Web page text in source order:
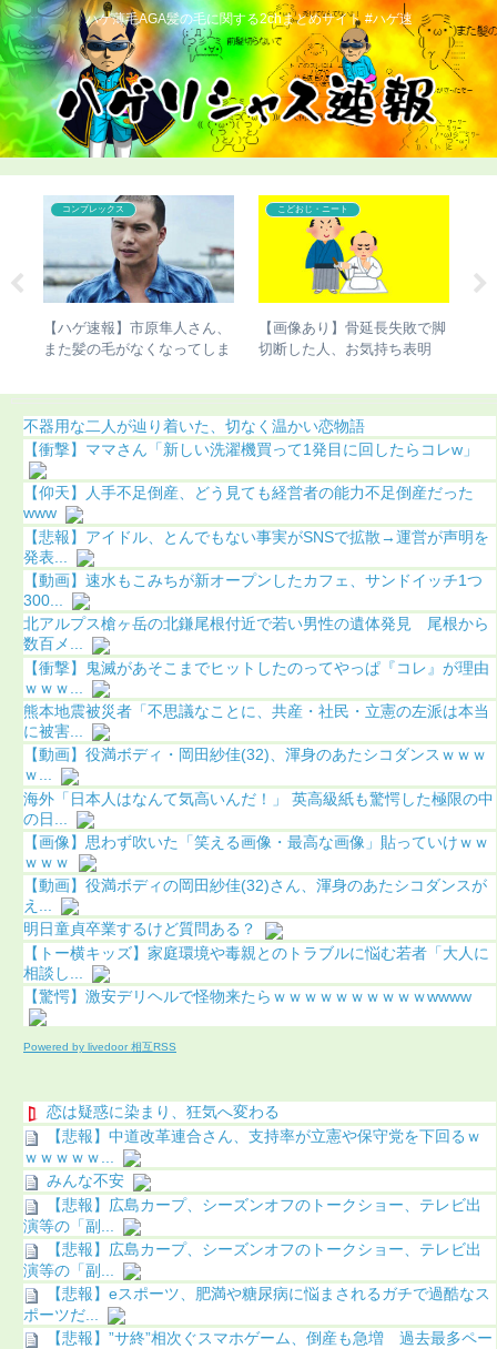
ハゲ薄毛AGA髪の毛に関する2chまとめサイト #ハゲ速
コンプレックス
【悲報】ケンドーコバヤシの
過去が壮絶すぎる
コンプレックス
【ハゲ速報】掛布雅之がAGA
治療した結果（画像あり）
不器用な二人が辿り着いた、切なく温かい恋物語
【衝撃】ママさん「新しい洗濯機買って1発目に回したらコレw」
【仰天】人手不足倒産、どう見ても経営者の能力不足倒産だった
www
【悲報】アイドル、とんでもない事実がSNSで拡散→運営が声明を
発表...
【動画】速水もこみちが新オープンしたカフェ、サンドイッチ1つ
300...
北アルプス槍ヶ岳の北鎌尾根付近で若い男性の遺体発見 尾根から
数百メ...
【衝撃】鬼滅があそこまでヒットしたのってやっぱ『コレ』が理由
ｗｗｗ...
熊本地震被災者「不思議なことに、共産・社民・立憲の左派は本当
に被害...
【動画】役満ボディ・岡田紗佳(32)、渾身のあたシコダンスｗｗｗ
ｗ...
海外「日本人はなんて気高いんだ！」 英高級紙も驚愕した極限の中
の日...
【画像】思わず吹いた「笑える画像・最高な画像」貼っていけｗｗ
ｗｗｗ
【動画】役満ボディの岡田紗佳(32)さん、渾身のあたシコダンスが
え...
明日童貞卒業するけど質問ある？
【トー横キッズ】家庭環境や毒親とのトラブルに悩む若者「大人に
相談し...
【驚愕】激安デリヘルで怪物来たらｗｗｗｗｗｗｗｗｗｗwwww
Powered by livedoor 相互RSS
恋は疑惑に染まり、狂気へ変わる
【悲報】中道改革連合さん、支持率が立憲や保守党を下回るｗ
ｗｗｗｗｗ...
みんな不安
【悲報】広島カープ、シーズンオフのトークショー、テレビ出
演等の「副...
【悲報】広島カープ、シーズンオフのトークショー、テレビ出
演等の「副...
【悲報】eスポーツ、肥満や糖尿病に悩まされるガチで過酷なス
ポーツだ...
【悲報】”サ終”相次ぐスマホゲーム、倒産も急増 過去最多ペー